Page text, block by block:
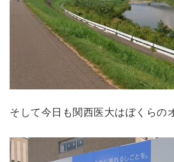
そして今日も関西医大はぼくらの